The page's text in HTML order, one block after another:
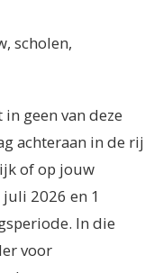
scholen,
geen van deze
achteraan in de rij
of op jouw
2026 en 1
In die
voor